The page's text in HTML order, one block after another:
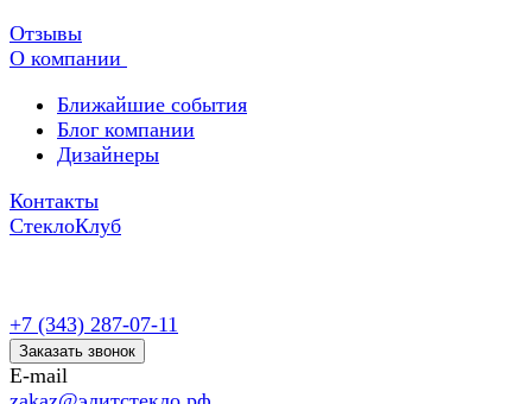
Отзывы
О компании
Ближайшие события
Блог компании
Дизайнеры
Контакты
СтеклоКлуб
+7 (343) 287-07-11
Заказать звонок
E-mail